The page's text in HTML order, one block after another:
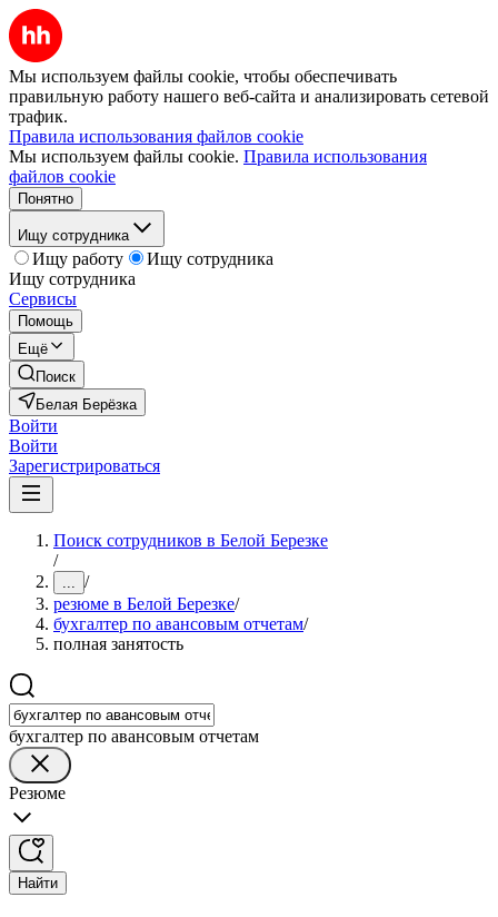
Мы используем файлы cookie, чтобы обеспечивать
правильную работу нашего веб-сайта и анализировать сетевой
трафик.
Правила использования файлов cookie
Мы используем файлы cookie. Правила использования
файлов cookie
Понятно
Ищу сотрудника
Ищу работу
Ищу сотрудника
Ищу сотрудника
Сервисы
Помощь
Ещё
Поиск
Белая Берёзка
Войти
Войти
Зарегистрироваться
Поиск сотрудников в Белой Березке
/
... /
резюме в Белой Березке/
бухгалтер по авансовым отчетам/
полная занятость
бухгалтер по авансовым отчетам
Резюме
Найти